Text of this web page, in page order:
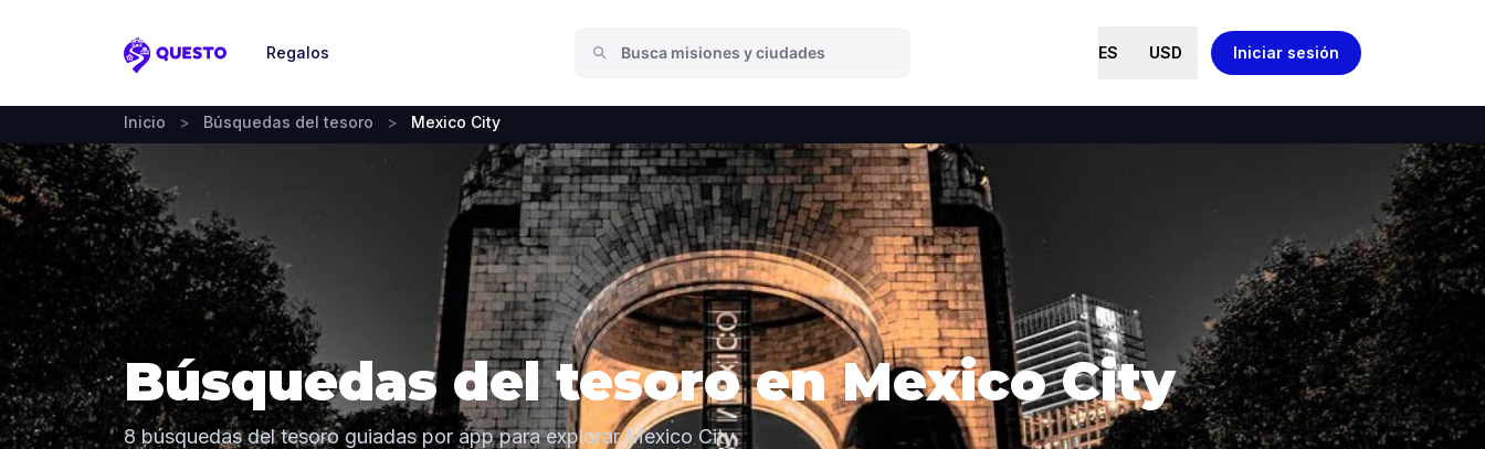
Questo
Regalos ES USD Iniciar sesión
Inicio > Búsquedas del tesoro > Mexico City
Búsquedas del tesoro en Mexico City
8 búsquedas del tesoro guiadas por app para explorar Mexico City.